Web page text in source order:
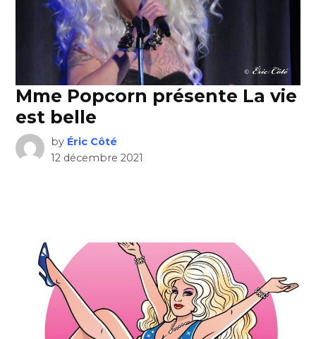
Mme Popcorn présente La vie
est belle
by Éric Côté
12 décembre 2021